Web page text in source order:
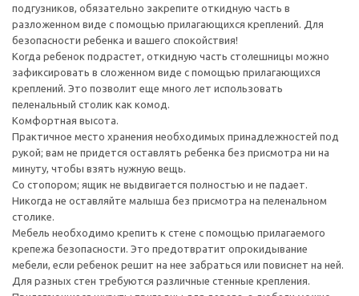
подгузников, обязательно закрепите откидную часть в
разложенном виде с помощью прилагающихся креплений. Для
безопасности ребенка и вашего спокойствия!
Когда ребенок подрастет, откидную часть столешницы можно
зафиксировать в сложенном виде с помощью прилагающихся
креплений. Это позволит еще много лет использовать
пеленальный столик как комод.
Комфортная высота.
Практичное место хранения необходимых принадлежностей под
рукой; вам не придется оставлять ребенка без присмотра ни на
минуту, чтобы взять нужную вещь.
Со стопором; ящик не выдвигается полностью и не падает.
Никогда не оставляйте малыша без присмотра на пеленальном
столике.
Мебель необходимо крепить к стене с помощью прилагаемого
крепежа безопасности. Это предотвратит опрокидывание
мебели, если ребенок решит на нее забраться или повиснет на ней.
Для разных стен требуются различные стенные крепления.